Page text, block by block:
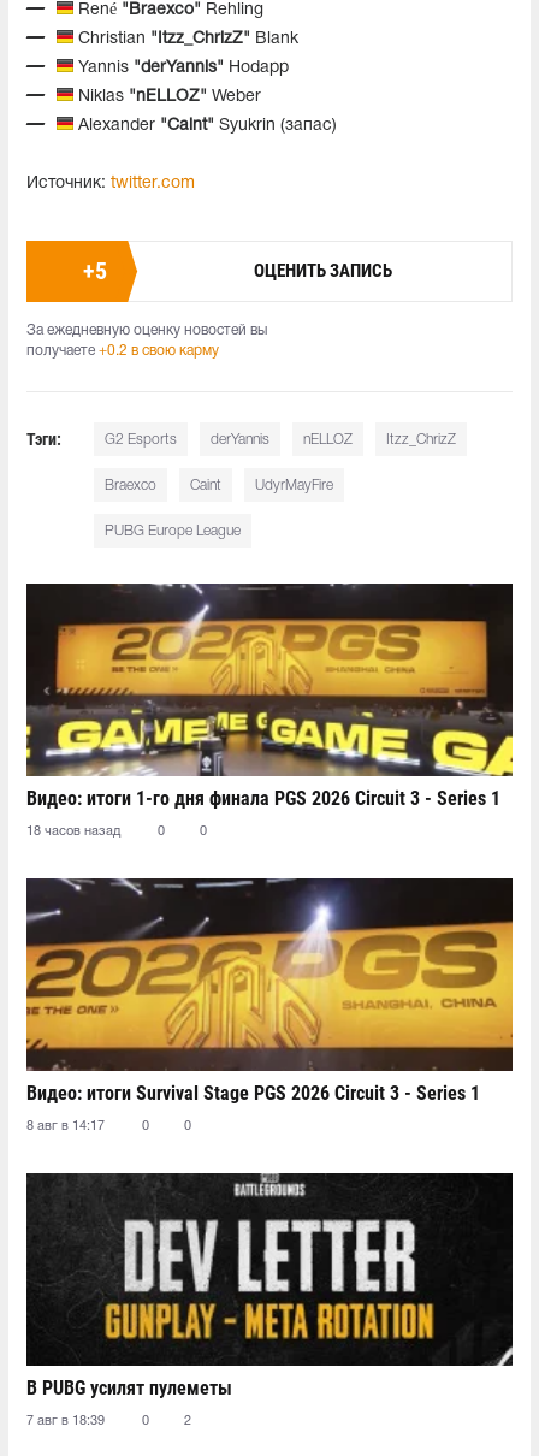
René "Braexco" Rehling
Christian "Itzz_ChrizZ" Blank
Yannis "derYannis" Hodapp
Niklas "nELLOZ" Weber
Alexander "Caint" Syukrin (запас)
Источник: twitter.com
+5 ОЦЕНИТЬ ЗАПИСЬ
За ежедневную оценку новостей вы
получаете +0.2 в свою карму
Тэги: G2 Esports derYannis nELLOZ Itzz_ChrizZ
Braexco Caint UdyrMayFire
PUBG Europe League
Видео: итоги 1-го дня финала PGS 2026 Circuit 3 - Series 1
18 часов назад 0 0
Видео: итоги Survival Stage PGS 2026 Circuit 3 - Series 1
8 авг в 14:17 0 0
В PUBG усилят пулеметы
7 авг в 18:39 0 2